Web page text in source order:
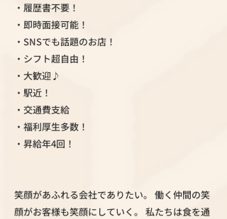
・履歴書不要！
・即時面接可能！
・SNSでも話題のお店！
・シフト超自由！
・大歓迎♪
・駅近！
・交通費支給
・福利厚生多数！
・昇給年4回！
笑顔があふれる会社でありたい。 働く仲間の笑
顔がお客様も笑顔にしていく。 私たちは食を通